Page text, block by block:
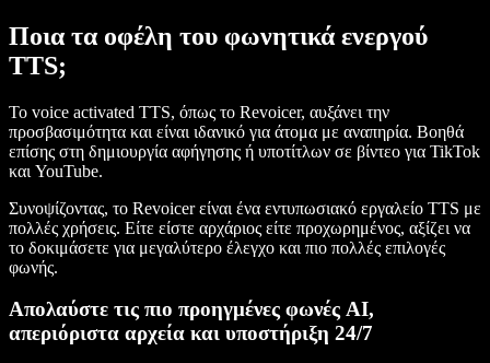
Ποια τα οφέλη του φωνητικά ενεργού
TTS;
Το voice activated TTS, όπως το Revoicer, αυξάνει την
προσβασιμότητα και είναι ιδανικό για άτομα με αναπηρία. Βοηθά
επίσης στη δημιουργία αφήγησης ή υποτίτλων σε βίντεο για TikTok
και YouTube.
Συνοψίζοντας, το Revoicer είναι ένα εντυπωσιακό εργαλείο TTS με
πολλές χρήσεις. Είτε είστε αρχάριος είτε προχωρημένος, αξίζει να
το δοκιμάσετε για μεγαλύτερο έλεγχο και πιο πολλές επιλογές
φωνής.
Απολαύστε τις πιο προηγμένες φωνές AI,
απεριόριστα αρχεία και υποστήριξη 24/7